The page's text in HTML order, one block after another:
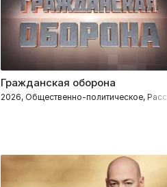
Гражданская оборона
2026, Общественно-политическое,